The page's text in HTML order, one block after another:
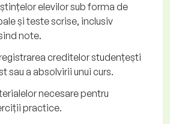
elevilor sub forma de
și teste scrise, inclusiv
note.
creditelor studențești
sau a absolvirii unui curs.
necesare pentru
practice.